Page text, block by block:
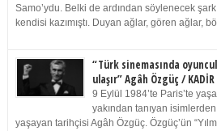
Samo’ydu. Belki de ardından söylenecek
kendisi kazımıştı. Duyan ağlar, gören ağlar,
“Türk sinemasında
ulaşır” Agâh Özgüç / KADİR
9 Eylül 1984’te Paris’te
yakından tanıyan
yaşayan tarihçisi Agâh Özgüç. Özgüç’ün